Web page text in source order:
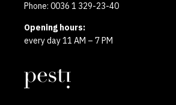
Phone: 0036 1 329-23-40
Opening hours:
every day 11 AM – 7 PM